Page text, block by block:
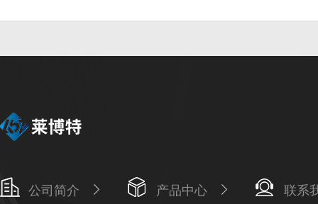
公司简介 产品中心 联系